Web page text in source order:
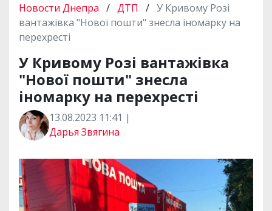
Новости Днепра / ДТП / У Кривому Розі
вантажівка "Нової пошти" знесла іномарку на
перехресті
У Кривому Розі вантажівка
"Нової пошти" знесла
іномарку на перехресті
13.08.2023 11:41 |
Дарья Звягина